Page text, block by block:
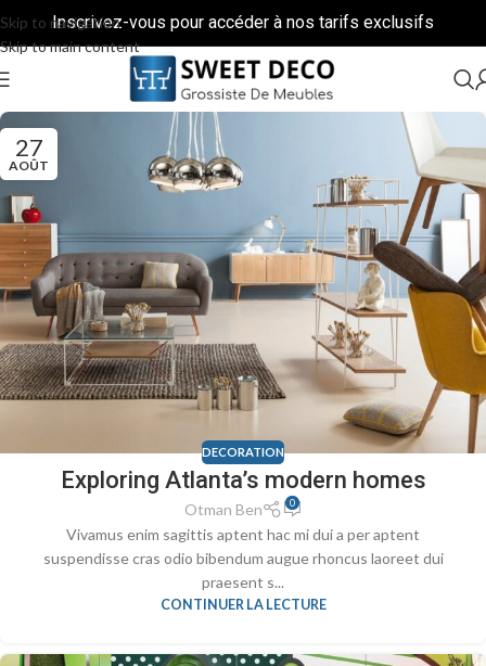
Skip to navigation
Skip to main content
Inscrivez-vous pour accéder à nos tarifs exclusifs
27
AOÛT
DECORATION
Exploring Atlanta’s modern homes
Otman Ben 0
Vivamus enim sagittis aptent hac mi dui a per aptent
suspendisse cras odio bibendum augue rhoncus laoreet dui
praesent s...
CONTINUER LA LECTURE